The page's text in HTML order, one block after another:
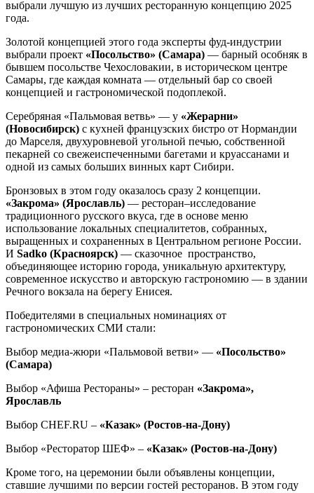
выбрали лучшую из лучших ресторанную концепцию 2025
года.
Золотой концепцией этого года эксперты фуд-индустрии
выбрали проект «Посольство» (Самара) — барный особняк в
бывшем посольстве Чехословакии, в историческом центре
Самары, где каждая комната — отдельный бар со своей
концепцией и гастрономической подоплекой.
Серебряная «Пальмовая ветвь» — у «Жерарни»
(Новосибирск) с кухней французских бистро от Нормандии
до Марселя, двухуровневой угольной печью, собственной
пекарней со свежеиспеченными багетами и круассанами и
одной из самых больших винных карт Сибири.
Бронзовых в этом году оказалось сразу 2 концепции.
«Закрома» (Ярославль) — ресторан–исследование
традиционного русского вкуса, где в основе меню
использование локальных специалитетов, собранных,
выращенных и сохраненных в Центральном регионе России.
И Sadko (Красноярск) — сказочное пространство,
объединяющее историю города, уникальную архитектуру,
современное искусство и авторскую гастрономию — в здании
Речного вокзала на берегу Енисея.
Победителями в специальных номинациях от
гастрономических СМИ стали:
Выбор медиа-жюри «Пальмовой ветви» — «Посольство»
(Самара)
Выбор «Афиша Рестораны» – ресторан «Закрома»,
Ярославль
Выбор CHEF.RU – «Казак» (Ростов-на-Дону)
Выбор «Ресторатор ШЕФ» – «Казак» (Ростов-на-Дону)
Кроме того, на церемонии были объявлены концепции,
ставшие лучшими по версии гостей ресторанов. В этом году